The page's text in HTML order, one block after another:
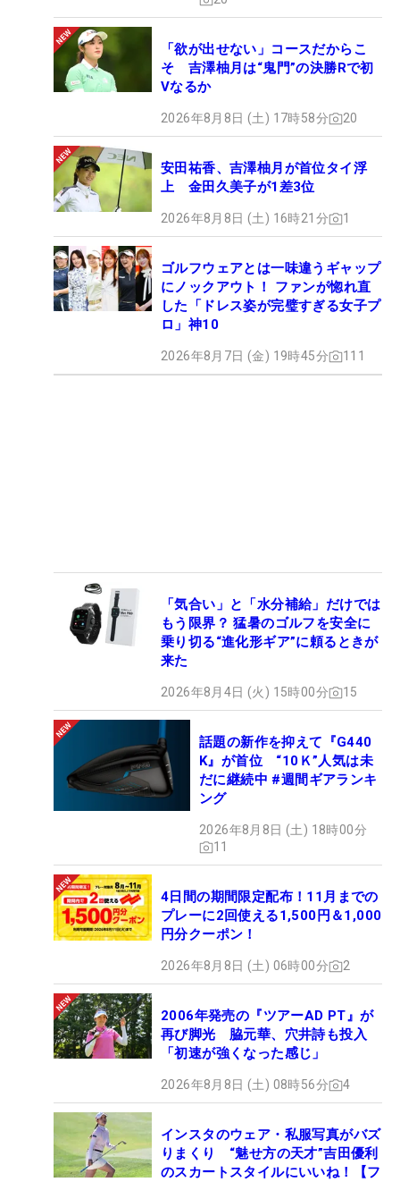
「欲が出せない」コースだからこ
そ 吉澤柚月は“鬼門”の決勝Rで初
Vなるか
2026年8月8日 (土) 17時58分 20
安田祐香、吉澤柚月が首位タイ浮
上 金田久美子が1差3位
2026年8月8日 (土) 16時21分 1
ゴルフウェアとは一味違うギャップ
にノックアウト！ ファンが惚れ直
した「ドレス姿が完璧すぎる女子プ
ロ」神10
2026年8月7日 (金) 19時45分 111
「気合い」と「水分補給」だけでは
もう限界？ 猛暑のゴルフを安全に
乗り切る“進化形ギア”に頼るときが
来た
2026年8月4日 (火) 15時00分 15
話題の新作を抑えて『G440
K』が首位 “10Ｋ”人気は未
だに継続中 #週間ギアランキ
ング
2026年8月8日 (土) 18時00分
11
4日間の期間限定配布！11月までの
プレーに2回使える1,500円＆1,000
円分クーポン！
2026年8月8日 (土) 06時00分 2
2006年発売の『ツアーAD PT』が
再び脚光 脇元華、穴井詩も投入
「初速が強くなった感じ」
2026年8月8日 (土) 08時56分 4
インスタのウェア・私服写真がバズ
りまくり “魅せ方の天才”吉田優利
のスカートスタイルにいいね！【フ